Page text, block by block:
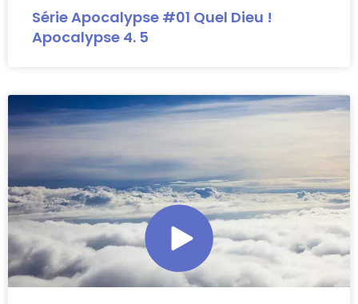
Série Apocalypse #01 Quel Dieu !
Apocalypse 4. 5